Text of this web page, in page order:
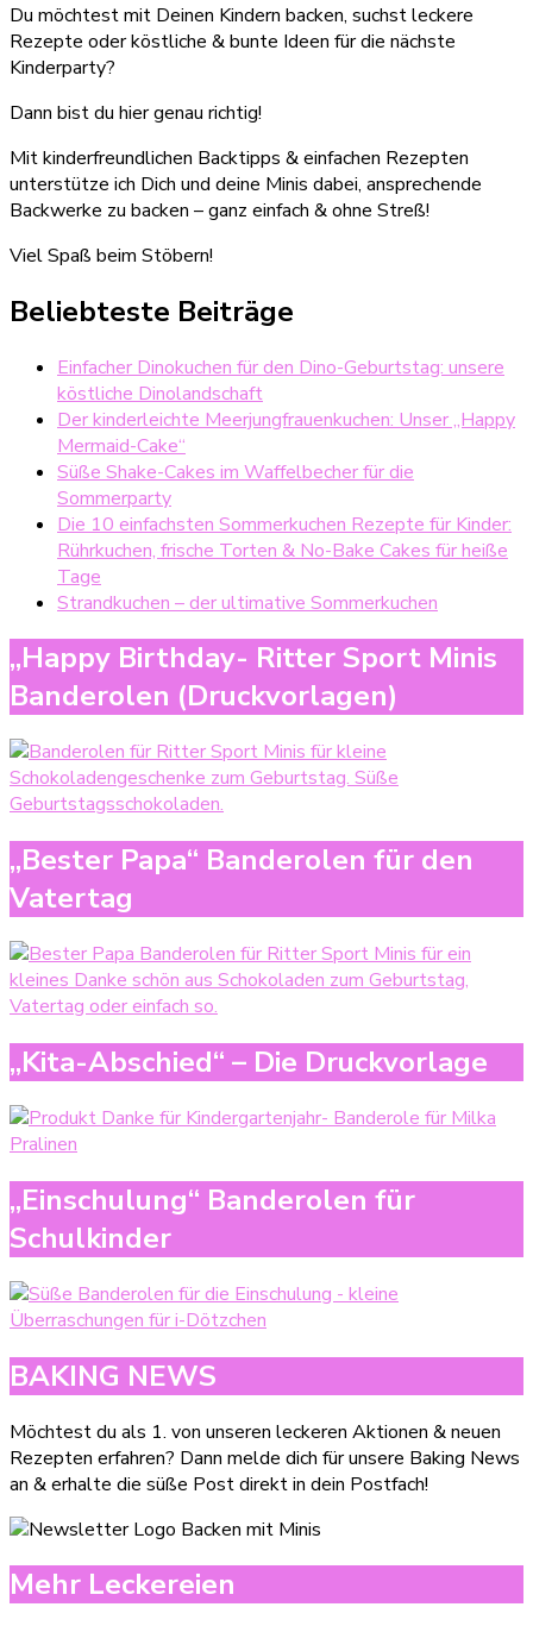
Du möchtest mit Deinen Kindern backen, suchst leckere
Rezepte oder köstliche & bunte Ideen für die nächste
Kinderparty?
Dann bist du hier genau richtig!
Mit kinderfreundlichen Backtipps & einfachen Rezepten
unterstütze ich Dich und deine Minis dabei, ansprechende
Backwerke zu backen – ganz einfach & ohne Streß!
Viel Spaß beim Stöbern!
Beliebteste Beiträge
Einfacher Dinokuchen für den Dino-Geburtstag: unsere
köstliche Dinolandschaft
Der kinderleichte Meerjungfrauenkuchen: Unser „Happy
Mermaid-Cake“
Süße Shake-Cakes im Waffelbecher für die
Sommerparty
Die 10 einfachsten Sommerkuchen Rezepte für Kinder:
Rührkuchen, frische Torten & No-Bake Cakes für heiße
Tage
Strandkuchen – der ultimative Sommerkuchen
„Happy Birthday- Ritter Sport Minis
Banderolen (Druckvorlagen)
„Bester Papa“ Banderolen für den
Vatertag
„Kita-Abschied“ – Die Druckvorlage
„Einschulung“ Banderolen für
Schulkinder
BAKING NEWS
Möchtest du als 1. von unseren leckeren Aktionen & neuen
Rezepten erfahren? Dann melde dich für unsere Baking News
an & erhalte die süße Post direkt in dein Postfach!
Mehr Leckereien